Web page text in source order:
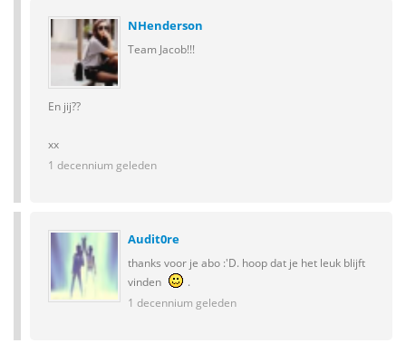
NHenderson
Team Jacob!!!
En jij??
xx
1 decennium geleden
Audit0re
thanks voor je abo :'D. hoop dat je het leuk blijft
vinden
.
1 decennium geleden